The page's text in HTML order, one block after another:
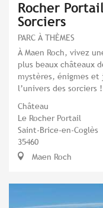
Rocher
Sorciers
PARC À THÈMES
À Maen Roch, vivez
plus beaux châteaux
mystères, énigmes
l’univers des sorciers !
Château
Le Rocher Portail
Saint-Brice-en-Coglès
35460
Maen Roch